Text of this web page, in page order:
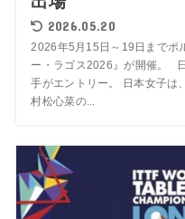
2026.05.20
2026年5月15日～19日までポ
ー・ラゴス2026』が開催。
手がエントリー。 日本女子は
村松心菜の...